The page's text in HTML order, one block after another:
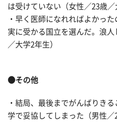
は受けていない（女性／23歳／
・早く医師になれればよかっ
実に受かる国立を選んだ。浪
／大学2年生）
●その他
・結局、最後までがんばりき
学で妥協してしまった（男性／